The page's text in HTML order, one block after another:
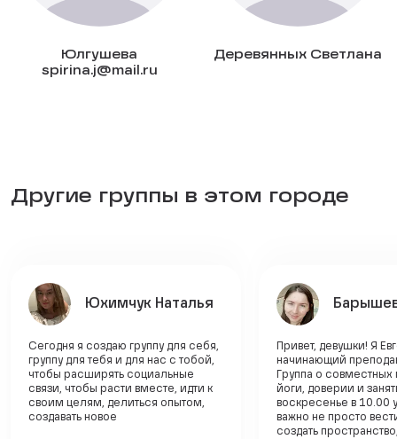
Юлгушева
spirina.j@mail.ru
Деревянных Светлана
Другие группы в этом городе
Юхимчук Наталья
Сегодня я создаю группу для себя,
группу для тебя и для нас с тобой,
чтобы расширять социальные
связи, чтобы расти вместе, идти к
своим целям, делиться опытом,
создавать новое
Привет, девушки! Я
начинающий
Группа о совместных
йоги, доверии и
воскресенье в 10.00
важно не просто
создать